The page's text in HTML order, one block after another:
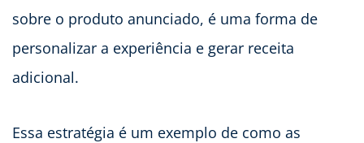
sobre o produto anunciado, é uma forma de
personalizar a experiência e gerar receita
adicional.
Essa estratégia é um exemplo de como as